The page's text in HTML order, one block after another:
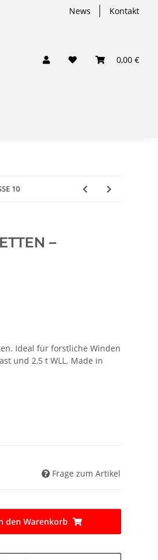
News Kontakt
0,00 €
10
–
Ideal für forstliche Winden
und 2,5 t WLL. Made in
Frage zum Artikel
den Warenkorb